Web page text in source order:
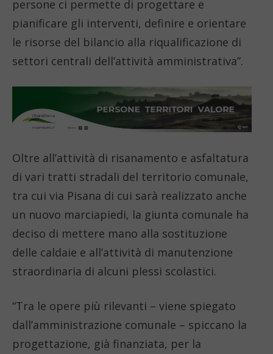
persone ci permette di progettare e
pianificare gli interventi, definire e orientare
le risorse del bilancio alla riqualificazione di
settori centrali dell’attività amministrativa”.
Oltre all’attività di risanamento e asfaltatura
di vari tratti stradali del territorio comunale,
tra cui via Pisana di cui sarà realizzato anche
un nuovo marciapiedi, la giunta comunale ha
deciso di mettere mano alla sostituzione
delle caldaie e all’attività di manutenzione
straordinaria di alcuni plessi scolastici.
“Tra le opere più rilevanti – viene spiegato
dall’amministrazione comunale – spiccano la
progettazione, già finanziata, per la